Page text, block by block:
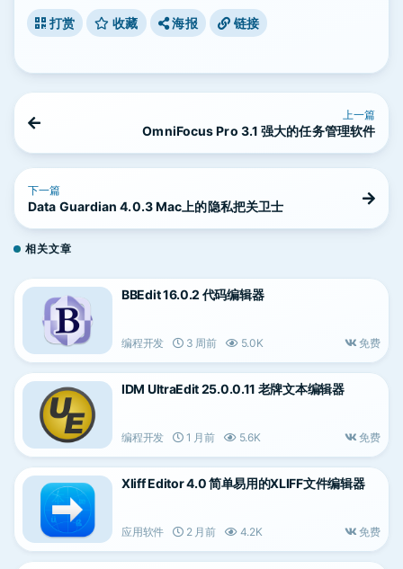
打赏 收藏 海报 链接
上一篇
OmniFocus Pro 3.1 强大的任务管理软件
下一篇
Data Guardian 4.0.3 Mac上的隐私把关卫士
相关文章
BBEdit 16.0.2 代码编辑器
编程开发 3 周前 5.0K 免费
IDM UltraEdit 25.0.0.11 老牌文本编辑器
编程开发 1 月前 5.6K 免费
Xliff Editor 4.0 简单易用的XLIFF文件编辑器
应用软件 2 月前 4.2K 免费